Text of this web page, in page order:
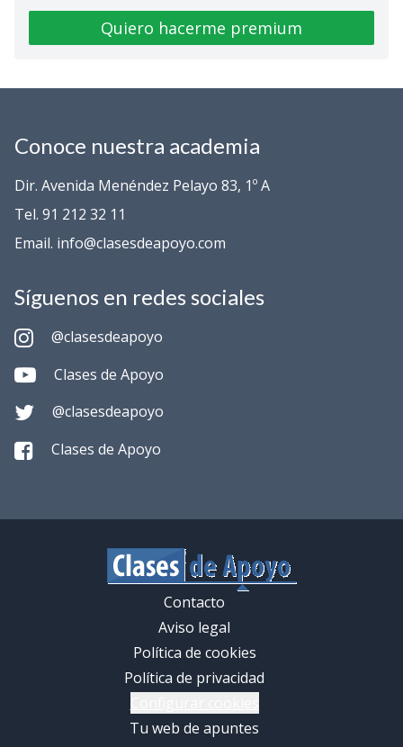
Quiero hacerme premium
Conoce nuestra academia
Dir. Avenida Menéndez Pelayo 83, 1º A
Tel. 91 212 32 11
Email. info@clasesdeapoyo.com
Síguenos en redes sociales
@clasesdeapoyo
Clases de Apoyo
@clasesdeapoyo
Clases de Apoyo
Contacto
Aviso legal
Política de cookies
Política de privacidad
Tu web de apuntes